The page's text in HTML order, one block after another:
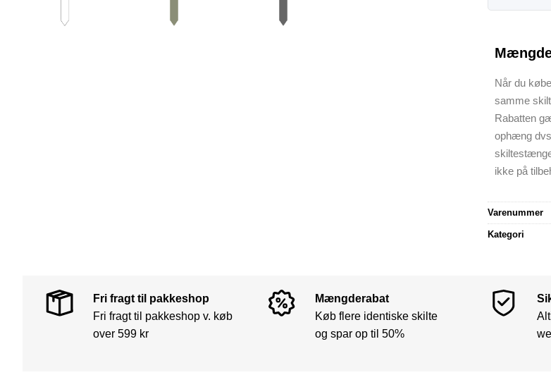
Når du
samme
Rabatten
ophæng
ikke på
Varenummer
Kategori
Fri fragt til pakkeshop
Fri fragt til pakkeshop v. køb
over 599 kr
Mængderabat
Køb flere identiske skilte
og spar op til 50%